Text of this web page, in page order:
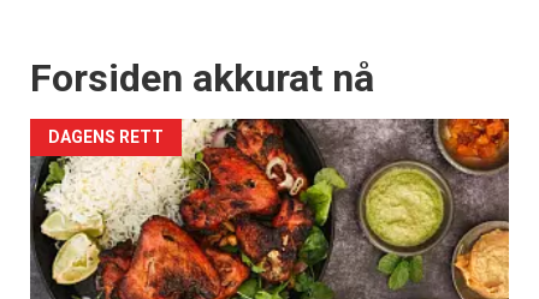
Forsiden akkurat nå
DAGENS RETT